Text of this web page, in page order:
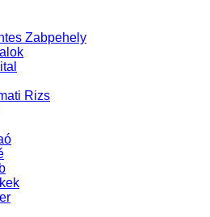
Zabpehely
Rizs